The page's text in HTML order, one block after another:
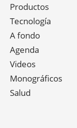
Productos
Tecnología
A fondo
Agenda
Videos
Monográficos
Salud